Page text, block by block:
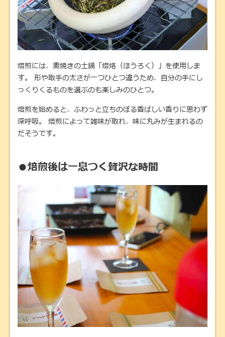
焙煎には、素焼きの土鍋「焙烙（ほうろく）」を使用しま
す。 形や取手の太さが一つひとつ違うため、自分の手にし
っくりくるものを選ぶのも楽しみのひとつ。
焙煎を始めると、ふわっと立ちのぼる香ばしい香りに思わず
深呼吸。 焙煎によって雑味が取れ、味に丸みが生まれるの
だそうです。
●焙煎後は一息つく贅沢な時間